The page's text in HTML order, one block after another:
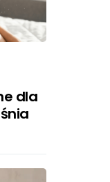
dla